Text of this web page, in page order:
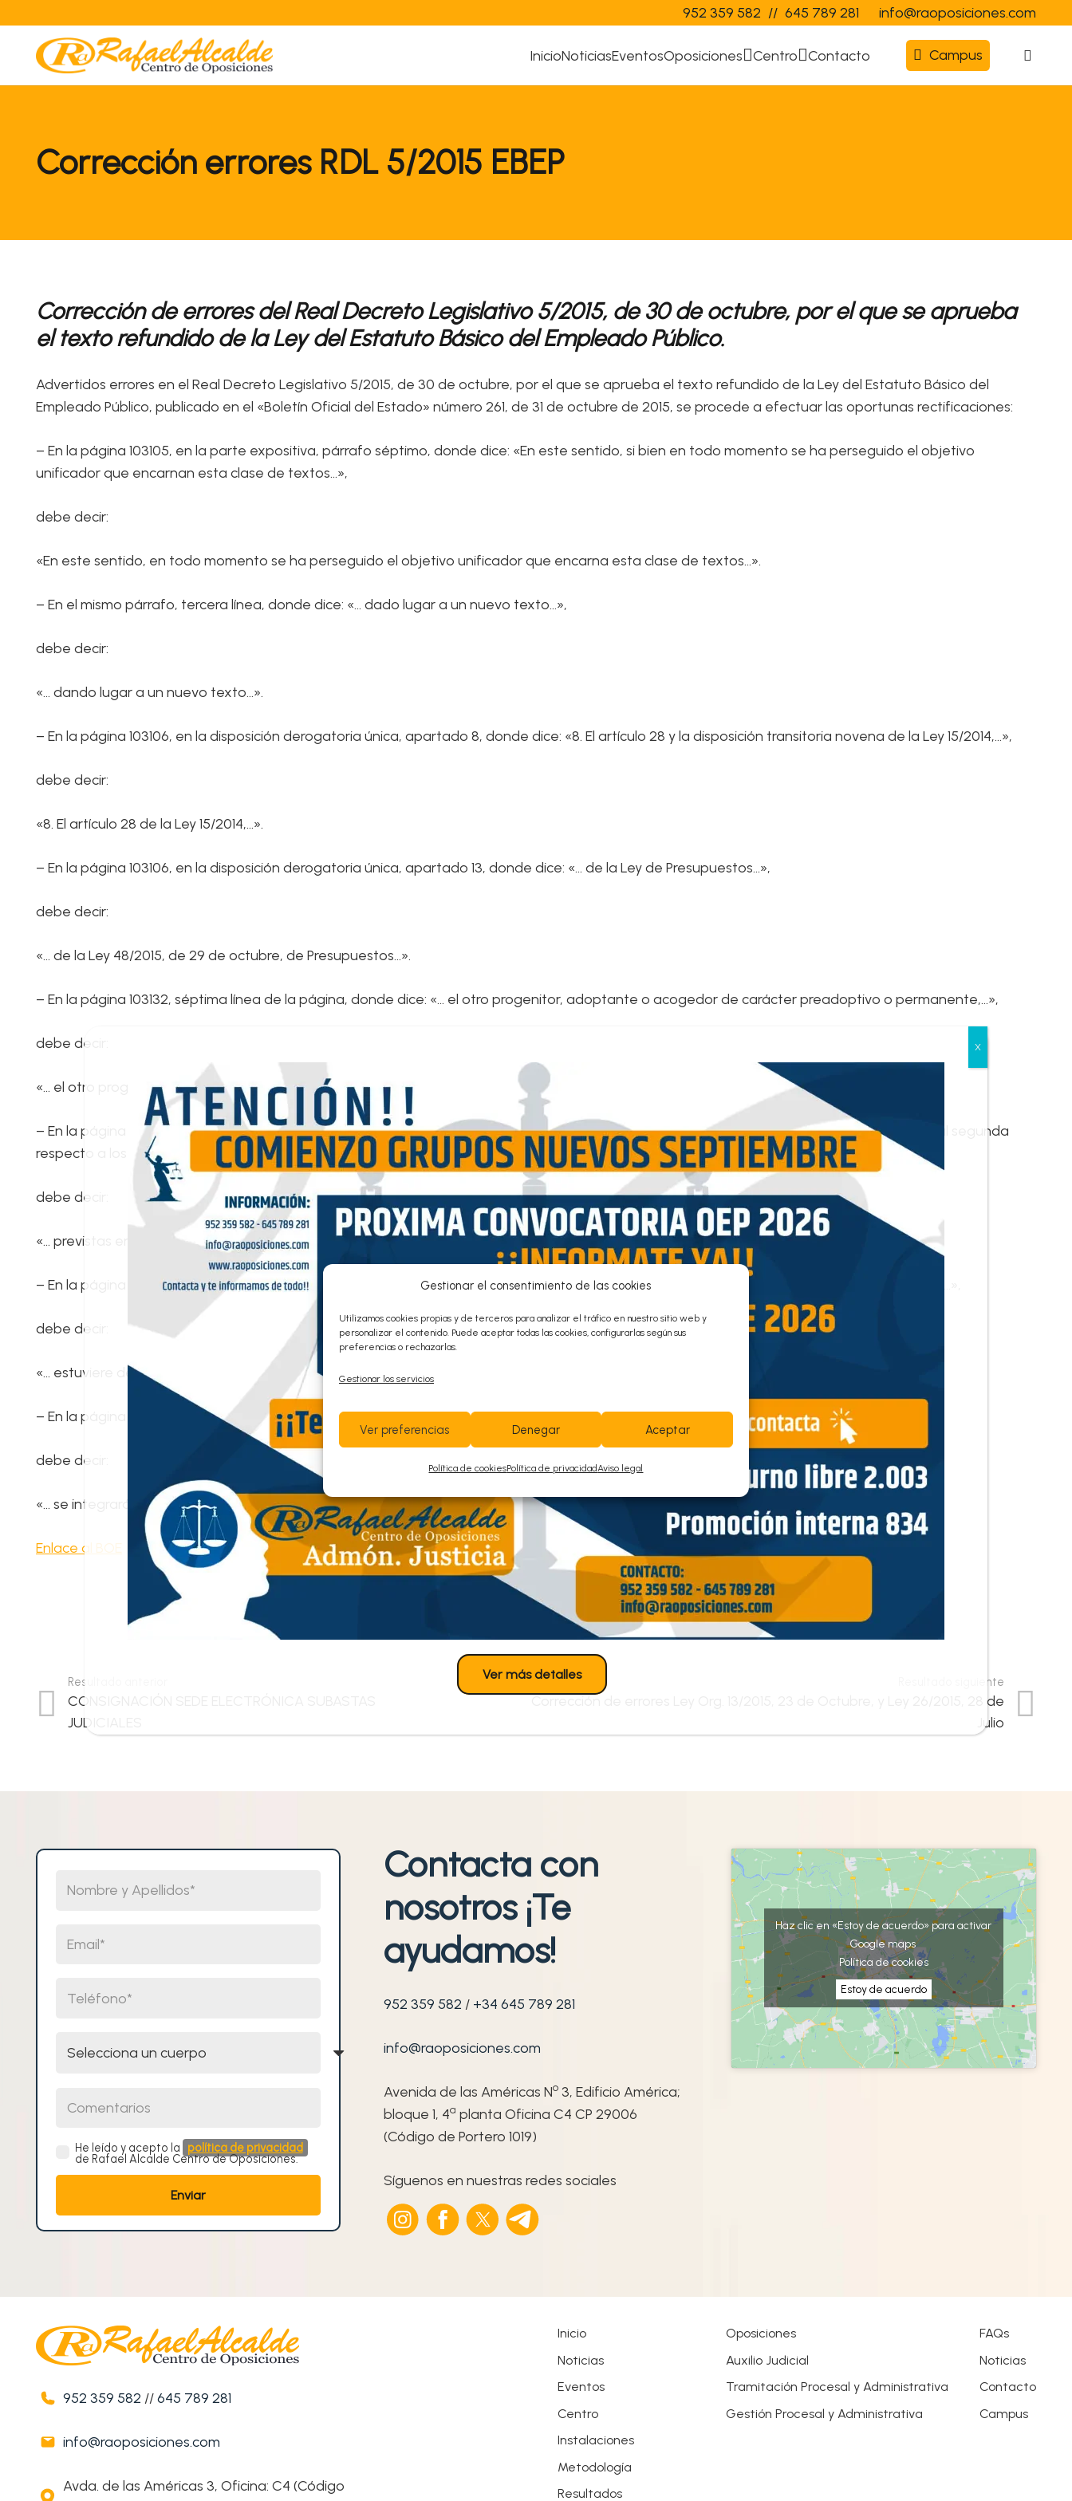
Gestionar el consentimiento de las cookies
Utilizamos cookies propias y de terceros para analizar el tráfico en nuestro sitio web y
personalizar el contenido. Puede aceptar todas las cookies, configurarlas según sus
preferencias o rechazarlas.
Gestionar los servicios
Aceptar
Denegar
Ver preferencias
Política de cookiesPolítica de privacidadAviso legal
952 359 582 // 645 789 281 info@raoposiciones.com
InicioNoticiasEventosOposiciones Centro Contacto Campus
Corrección errores RDL 5/2015 EBEP
Corrección de errores del Real Decreto Legislativo 5/2015, de 30 de octubre, por el que se aprueba
el texto refundido de la Ley del Estatuto Básico del Empleado Público.
Advertidos errores en el Real Decreto Legislativo 5/2015, de 30 de octubre, por el que se aprueba el texto refundido de la Ley del Estatuto Básico del
Empleado Público, publicado en el «Boletín Oficial del Estado» número 261, de 31 de octubre de 2015, se procede a efectuar las oportunas rectificaciones:
– En la página 103105, en la parte expositiva, párrafo séptimo, donde dice: «En este sentido, si bien en todo momento se ha perseguido el objetivo
unificador que encarnan esta clase de textos…»,
debe decir:
«En este sentido, en todo momento se ha perseguido el objetivo unificador que encarna esta clase de textos…».
– En el mismo párrafo, tercera línea, donde dice: «… dado lugar a un nuevo texto…»,
debe decir:
«… dando lugar a un nuevo texto…».
– En la página 103106, en la disposición derogatoria única, apartado 8, donde dice: «8. El artículo 28 y la disposición transitoria novena de la Ley 15/2014,…»,
debe decir:
«8. El artículo 28 de la Ley 15/2014,…».
– En la página 103106, en la disposición derogatoria única, apartado 13, donde dice: «… de la Ley de Presupuestos…»,
debe decir:
«… de la Ley 48/2015, de 29 de octubre, de Presupuestos…».
– En la página 103132, séptima línea de la página, donde dice: «… el otro progenitor, adoptante o acogedor de carácter preadoptivo o permanente,…»,
debe decir:
«… el otro progenitor, adoptante o guardador con fines de adopción o acogedor de carácter permanente,…».
– En la página 103153, en la disposición adicional segunda, apartado 2, quinta y sexta líneas, donde dice: «… previstas en la disposición adicional segunda
respecto a los funcionarios con habilitación de carácter estatal…»,
debe decir:
«… previstas en el artículo 92 bis de la Ley 7/1985, de 7 de abril, respecto a los funcionarios con habilitación de carácter nacional…».
– En la página 103156, en la disposición transitoria segunda, primer párrafo, en la segunda línea, donde dice: «… estuviere esté desempeñando…»,
debe decir:
«… estuviere desempeñando…».
– En la página 103157, en la disposición transitoria tercera, apartado 2, en la segunda línea, donde dice: «… Estatuto se integrarán…»,
debe decir:
«… se integrarán…».
Enlace al BOE
Resultado anterior
CONSIGNACIÓN SEDE ELECTRÓNICA SUBASTAS
JUDICIALES
Resultado siguiente
Corrección de errores Ley Org. 13/2015, 23 de Octubre, y Ley 26/2015, 28 de
Julio
He leído y acepto la política de privacidad
de Rafael Alcalde Centro de Oposiciones.
Contacta con
nosotros ¡Te
ayudamos!
952 359 582 / +34 645 789 281
info@raoposiciones.com
Avenida de las Américas No3, Edificio América;
bloque 1, 4ª planta Oficina C4 CP 29006
(Código de Portero 1019)
Síguenos en nuestras redes sociales
Haz clic en «Estoy de acuerdo» para activar
Google maps
Política de cookies
Estoy de acuerdo
952 359 582 //645 789 281
info@raoposiciones.com
Avda. de las Américas 3, Oficina: C4 (Código
Inicio
Noticias
Eventos
Centro
Instalaciones
Metodología
Resultados
Oposiciones
Auxilio Judicial
Tramitación Procesal y Administrativa
Gestión Procesal y Administrativa
FAQs
Noticias
Contacto
Campus
Ver más detalles